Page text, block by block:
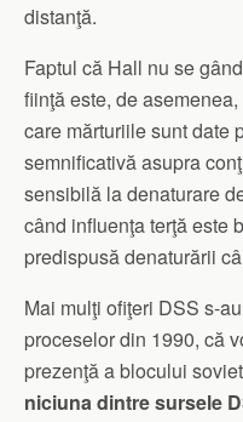
distanţă.
Faptul că Hall nu se
fiinţă este, de
care mărturiile sunt date
semnificativă asupra
sensibilă la denaturare
când influenţa terţă este
predispusă denaturării
Mai mulţi ofiţeri DSS s-
proceselor din 1990, că
prezenţă a blocului
niciuna dintre sursele